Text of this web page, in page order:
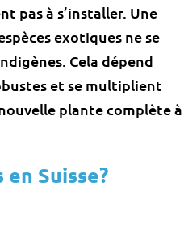
pas à s’installer. Une
exotiques ne se
Cela dépend
et se multiplient
plante complète à
Suisse?